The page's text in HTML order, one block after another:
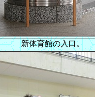
新体育館の入口。